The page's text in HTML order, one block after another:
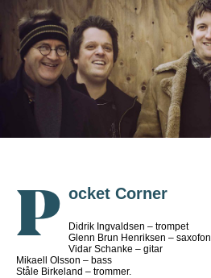
P ocket Corner
Didrik Ingvaldsen – trompet
Glenn Brun Henriksen – saxofon
Vidar Schanke – gitar
Mikaell Olsson – bass
Ståle Birkeland – trommer.